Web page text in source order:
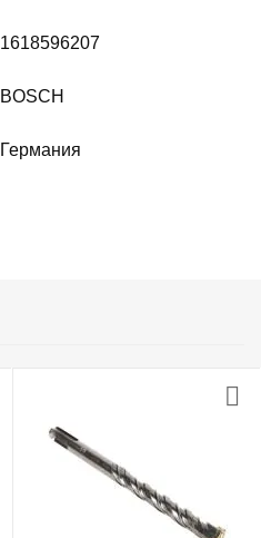
1618596207
BOSCH
Германия